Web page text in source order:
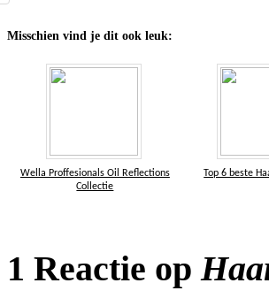
Misschien vind je dit ook leuk:
Wella Proffesionals Oil Reflections
Collectie
Top 6 beste
1 Reactie op